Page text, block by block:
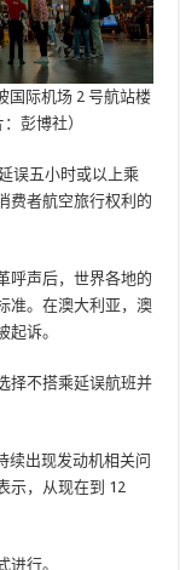
国际机场 2 号航站楼
彭博社）
误五小时或以上乘
费者航空旅行权利的
呼声后，世界各地的
准。在澳大利亚，澳
诉。
择不搭乘延误航班并
续出现发动机相关问
示，从现在到 12
行。